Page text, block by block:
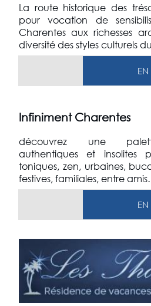
La route historique des
pour vocation de
Charentes aux richesses
diversité des styles culturels
Infiniment Charentes
découvrez une
authentiques et insolites
toniques, zen, urbaines,
festives, familiales, entre